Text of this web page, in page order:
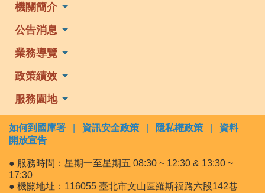
機關簡介
公告消息
業務導覽
政策績效
服務園地
如何到國庫署 資訊安全政策 隱私權政策
資料
開放宣告
● 服務時間：星期一至星期五 08:30 ~ 12:30 & 13:30 ~
17:30
● 機關地址：116055 臺北市文山區羅斯福路六段142巷